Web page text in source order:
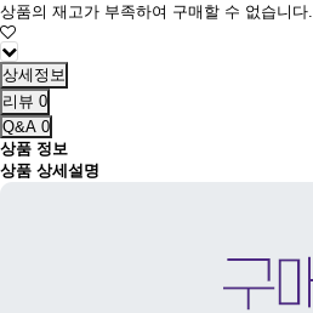
상품의 재고가 부족하여 구매할 수 없습니다.
상세정보
리뷰 0
Q&A 0
상품 정보
상품 상세설명